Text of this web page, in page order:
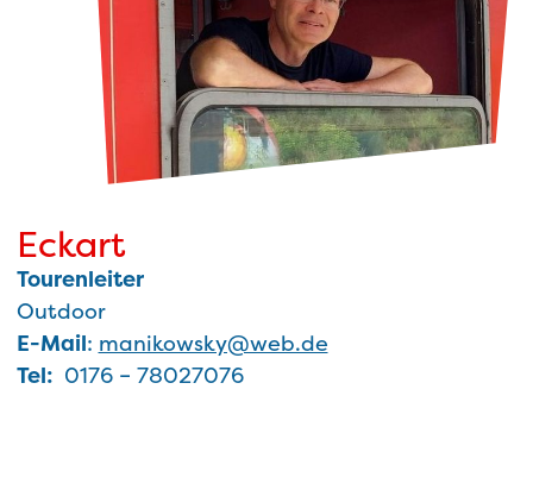
Eckart
Tourenleiter
Outdoor
E-Mail: manikowsky@web.de
Tel: 0176 – 78027076